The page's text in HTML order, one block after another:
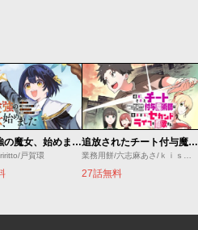
世界最強の魔女、始めました ～私だけ『攻略サイト』を見れる世界で自由に生きます～
戸賀環
追放されたチート付与魔術師は気ままなセカンドライフを謳歌する。 ～俺は武器だけじゃなく、あらゆるものに『強化ポイント』を付与できるし、俺の意思でいつでも効果を解除できるけど、残った人たち大丈夫？～
27話無料